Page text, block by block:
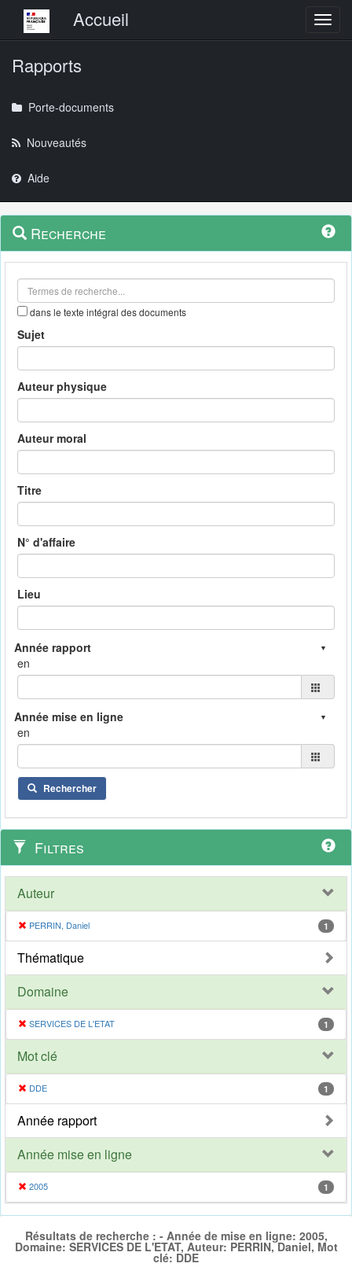
Menu principalAccueil
Rapports
Porte-documents
Nouveautés
Aide
Navigation
outils
Menu
contextuel
Recherche
dans le texte intégral des documents
Sujet
Auteur physique
Auteur moral
Titre
N° d'affaire
Lieu
en
en
Rechercher
Filtres
Auteur
PERRIN, Daniel 1
Thématique
Domaine
SERVICES DE L'ETAT 1
Mot clé
DDE 1
Année rapport
Année mise en ligne
2005 1
Résultats de recherche : - Année de mise en ligne: 2005,
Domaine: SERVICES DE L'ETAT, Auteur: PERRIN, Daniel, Mot
clé: DDE